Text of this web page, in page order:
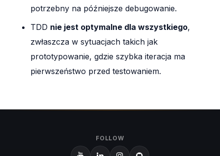
potrzebny na późniejsze debugowanie.
TDD nie jest optymalne dla wszystkiego,
zwłaszcza w sytuacjach takich jak
prototypowanie, gdzie szybka iteracja ma
pierwszeństwo przed testowaniem.
FOLLOW